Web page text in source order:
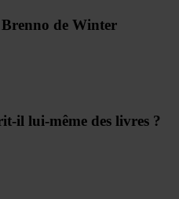
Brenno de Winter
il lui-même des livres ?